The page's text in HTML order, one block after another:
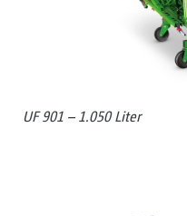
UF 901 – 1.050 Liter